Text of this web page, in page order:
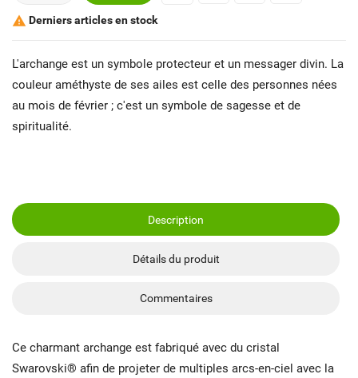
 Derniers articles en stock
L'archange est un symbole protecteur et un messager divin. La
couleur améthyste de ses ailes est celle des personnes nées
au mois de février ; c'est un symbole de sagesse et de
spiritualité.
Description
Détails du produit
Commentaires
Ce charmant archange est fabriqué avec du cristal
Swarovski® afin de projeter de multiples arcs-en-ciel avec la